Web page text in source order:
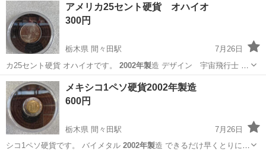
アメリカ25セント硬貨 オハイオ
300円
栃木県 間々田駅
7月26日
カ25セント硬貨 オハイオです。 2002年製造 デザイン 宇宙飛行士 で
きる…
栃木 小山市 間々田駅 その他 25セント
メキシコ1ペソ硬貨2002年製造
600円
栃木県 間々田駅
7月26日
シコ1ペソ硬貨です。 バイメタル 2002年製造 できるだけ早くとりにき